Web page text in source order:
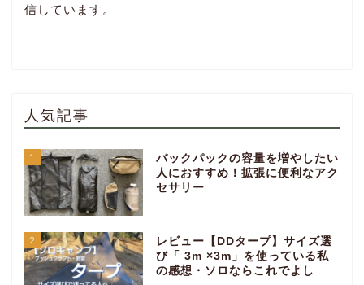
信しています。
人気記事
1
バックパックの容量を増やしたい
人におすすめ！拡張に便利なアク
セサリー
2
レビュー【DDタープ】サイズ選
び「 3m ×3m」を使っている私
の感想・ソロならこれでよし